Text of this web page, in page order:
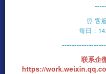
⏰ 客
每日：
联系企
https://